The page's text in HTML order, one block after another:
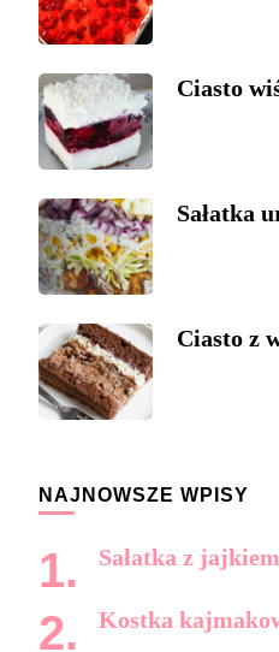
Ciasto
Sałatka
Ciasto z
NAJNOWSZE WPISY
Sałatka z
Kostka